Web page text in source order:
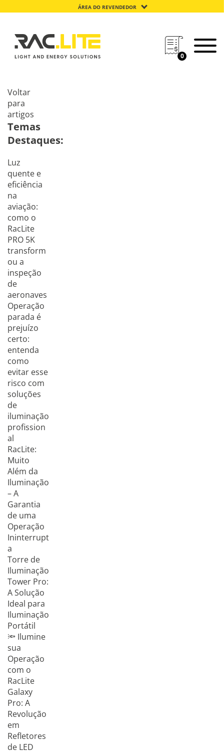
ÁREA DO REVENDEDOR
0
Voltar
para
artigos
Temas
Destaques:
Luz
quente e
eficiência
na
aviação:
como o
RacLite
PRO 5K
transform
ou a
inspeção
de
aeronaves
Operação
parada é
prejuízo
certo:
entenda
como
evitar esse
risco com
soluções
de
iluminação
profission
al
RacLite:
Muito
Além da
Iluminação
– A
Garantia
de uma
Operação
Ininterrupt
a
Torre de
Iluminação
Tower Pro:
A Solução
Ideal para
Iluminação
Portátil
🔦 Ilumine
sua
Operação
com o
RacLite
Galaxy
Pro: A
Revolução
em
Refletores
de LED